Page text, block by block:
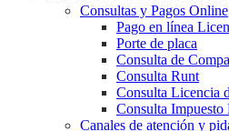
Consultas y Pagos Online
Pago en línea
Porte de placa
Consulta de
Consulta Runt
Consulta Licencia
Consulta Impuesto
Canales de atención y